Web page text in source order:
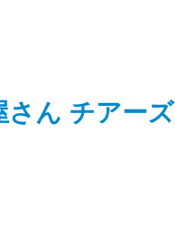
さん チアーズ